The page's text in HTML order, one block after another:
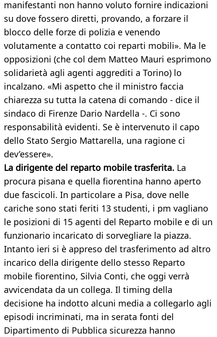
manifestanti non hanno voluto fornire indicazioni
su dove fossero diretti, provando, a forzare il
blocco delle forze di polizia e venendo
volutamente a contatto coi reparti mobili». Ma le
opposizioni (che col dem Matteo Mauri esprimono
solidarietà agli agenti aggrediti a Torino) lo
incalzano. «Mi aspetto che il ministro faccia
chiarezza su tutta la catena di comando - dice il
sindaco di Firenze Dario Nardella -. Ci sono
responsabilità evidenti. Se è intervenuto il capo
dello Stato Sergio Mattarella, una ragione ci
dev’essere».
La dirigente del reparto mobile trasferita. La
procura pisana e quella fiorentina hanno aperto
due fascicoli. In particolare a Pisa, dove nelle
cariche sono stati feriti 13 studenti, i pm vagliano
le posizioni di 15 agenti del Reparto mobile e di un
funzionario incaricato di sorvegliare la piazza.
Intanto ieri si è appreso del trasferimento ad altro
incarico della dirigente dello stesso Reparto
mobile fiorentino, Silvia Conti, che oggi verrà
avvicendata da un collega. Il timing della
decisione ha indotto alcuni media a collegarlo agli
episodi incriminati, ma in serata fonti del
Dipartimento di Pubblica sicurezza hanno